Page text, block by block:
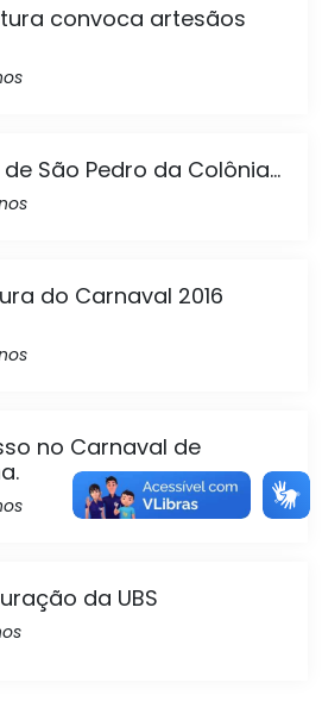
convoca artesãos
São Pedro da Colônia...
do Carnaval 2016
no Carnaval de
da UBS